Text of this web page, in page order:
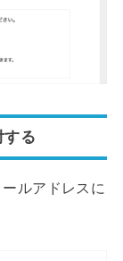
する
ルアドレスに